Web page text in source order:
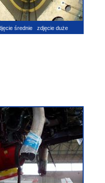
średnie zdjęcie duże